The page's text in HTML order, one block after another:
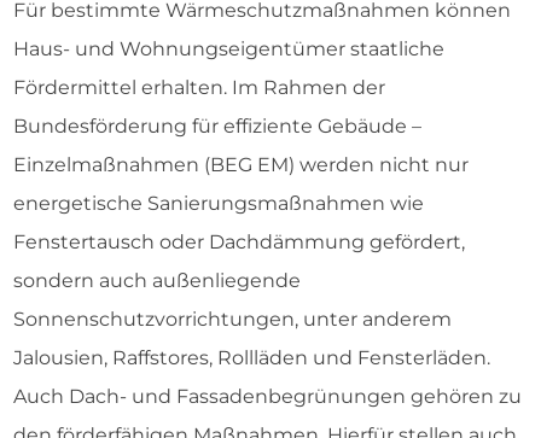
Für bestimmte Wärmeschutzmaßnahmen können
Haus- und Wohnungseigentümer staatliche
Fördermittel erhalten. Im Rahmen der
Bundesförderung für effiziente Gebäude –
Einzelmaßnahmen (BEG EM) werden nicht nur
energetische Sanierungsmaßnahmen wie
Fenstertausch oder Dachdämmung gefördert,
sondern auch außenliegende
Sonnenschutzvorrichtungen, unter anderem
Jalousien, Raffstores, Rollläden und Fensterläden.
Auch Dach- und Fassadenbegrünungen gehören zu